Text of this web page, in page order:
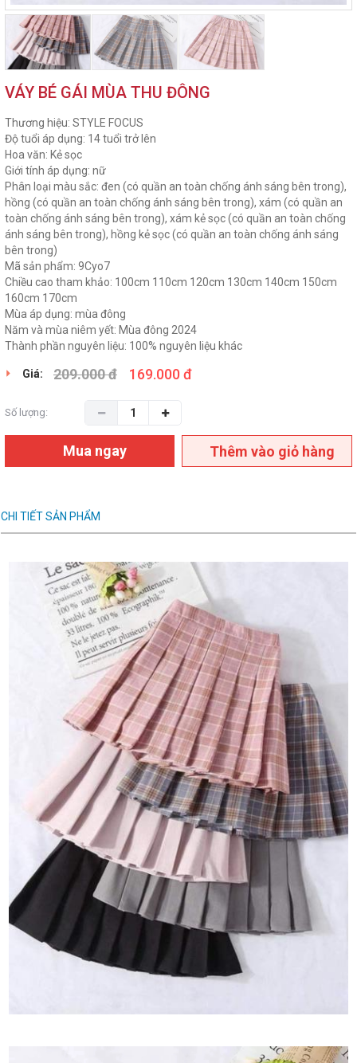
VÁY BÉ GÁI MÙA THU ĐÔNG
Thương hiệu: STYLE FOCUS
Độ tuổi áp dụng: 14 tuổi trở lên
Hoa văn: Kẻ sọc
Giới tính áp dụng: nữ
Phân loại màu sắc: đen (có quần an toàn chống ánh sáng bên trong),
hồng (có quần an toàn chống ánh sáng bên trong), xám (có quần an
toàn chống ánh sáng bên trong), xám kẻ sọc (có quần an toàn chống
ánh sáng bên trong), hồng kẻ sọc (có quần an toàn chống ánh sáng
bên trong)
Mã sản phẩm: 9Cyo7
Chiều cao tham khảo: 100cm 110cm 120cm 130cm 140cm 150cm
160cm 170cm
Mùa áp dụng: mùa đông
Năm và mùa niêm yết: Mùa đông 2024
Thành phần nguyên liệu: 100% nguyên liệu khác
Giá: 209.000 đ 169.000 đ
Số lượng:
Mua ngay Thêm vào giỏ hàng
CHI TIẾT SẢN PHẨM